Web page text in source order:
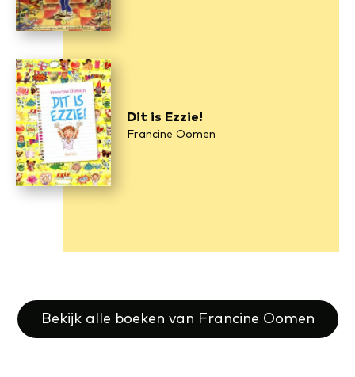
Dit is Ezzie!
Francine Oomen
Bekijk alle boeken van Francine Oomen